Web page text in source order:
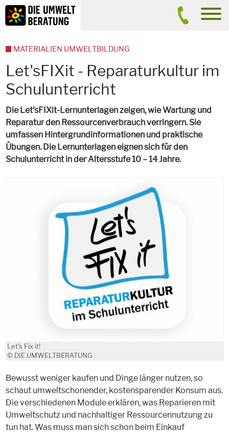
Inhalt
Suche
Let'sFIXit - Reparaturkultur im
Schulunterricht
Die Let'sFIXit-Lernunterlagen zeigen, wie Wartung und
Reparatur den Ressourcenverbrauch verringern. Sie
umfassen Hintergrundinformationen und praktische
Übungen. Die Lernunterlagen eignen sich für den
Schulunterricht in der Altersstufe 10 – 14 Jahre.
Let's Fix it!
© DIE UMWELTBERATUNG
Bewusst weniger kaufen und Dinge länger nutzen, so
schaut umweltschonender, kostensparender Konsum aus.
Die verschiedenen Module erklären, was Reparieren mit
Umweltschutz und nachhaltiger Ressourcennutzung zu
tun hat. Was muss man sich schon beim Einkauf
MATERIALIEN UMWELTBILDUNG